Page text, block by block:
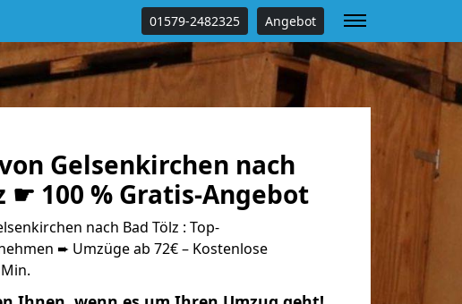
01579-2482325 Angebot
Gelsenkirchen nach
☛ 100 % Gratis-Angebot
nach Bad Tölz : Top-
➨ Umzüge ab 72€ – Kostenlose